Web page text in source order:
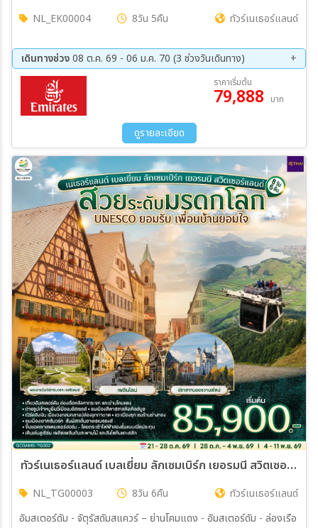
NL_EK00004 8วัน 5คืน ทัวร์เนเธอร์แลนด์
เดินทางช่วง08 ต.ค. 69 - 06 ม.ค. 70 (3 ช่วงวันเดินทาง)
08 ต.ค. 69 - 15 ต.ค. 69
21 ต.ค. 69 - 28 ต.ค. 69
30 ธ.ค. 69 - 06 ม.ค. 70
ราคาเริ่มต้น
79,888 บาท
ดูรายละเอียด
ทัวร์เนเธอร์แลนด์ เบลเยี่ยม ลักเซมเบิร์ก เยอรมนี สวิตเซอร์แลนด์ สวยระดับมรดกโลก UNESCO ยอมรับ เพื่อนบ้านยอมใจ 8วัน 6คืน (TG)
NL_TG00003 8วัน 6คืน
ทัวร์เนเธอร์แลนด์
อัมสเตอร์ดัม - จัตุรัสดัมสแควร์ – ย่านโคมแดง - อัมสเตอร์ดัม - ล่องเรือ